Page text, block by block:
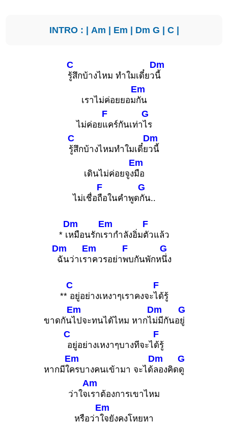
INTRO : | Am | Em | Dm G | C|
C
รู้สึกบ้างไหม ทำใมเดี๋ยว
Dm
นี้
เราไม่ค่อยยอม
Em
กัน
ไม่ค่อย
F
แคร์กันเท่า
G
ไร
C
รู้สึกบ้างไหมทำใมเดี๋ย
Dm
วนี้
เดินไม่ค่อยจูง
Em
มือ
ไม่เชื่อ
F
ถือในคำพูด
G
กัน..
* เ
Dm
หมือนรักเ
Em
รากำลังอิ่ม
F
ตัวแล้ว
Dm
ฉันว่าเร
Em
าควรอย่า
F
พบกันพักห
G
นึ่ง
**
C
อยู่อย่างเหงาๆเราคงจะ
F
ได้รู้
ขาดกัน
Em
ไปจะทนได้ไหม หากไ
Dm
ม่มีกันอ
G
ยู่
C
อยู่อย่างเหงาๆบางทีจะไ
F
ด้รู้
หากมีใ
Em
ครบางคนเข้ามา จะได้
Dm
ลองคิด
G
ดู
ว่าใจ
Am
เราต้องการเขาไหม
หรือว่า
Em
ใจยังคงโหยหา